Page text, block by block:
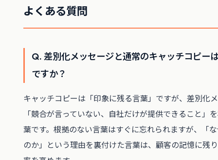
よくある質問
Q. 差別化メッセージと通常のキャッチコピー
ですか？
キャッチコピーは「印象に残る言葉」ですが、差別化
「競合が言っていない、自社だけが提供できること」
葉です。根拠のない言葉はすぐに忘れられますが、「
のか」という理由を裏付けた言葉は、顧客の記憶に残